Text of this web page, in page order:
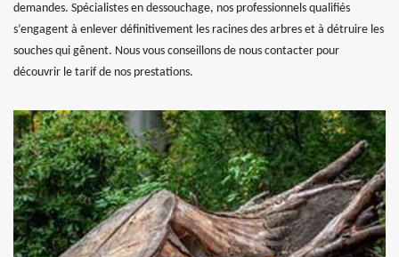
demandes. Spécialistes en dessouchage, nos professionnels qualifiés
s’engagent à enlever définitivement les racines des arbres et à détruire les
souches qui gênent. Nous vous conseillons de nous contacter pour
découvrir le tarif de nos prestations.